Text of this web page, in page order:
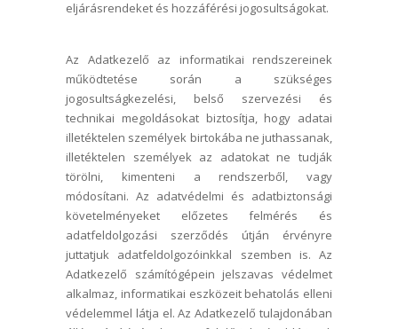
eljárásrendeket és hozzáférési jogosultságokat.
Az Adatkezelő az informatikai rendszereinek
működtetése során a szükséges
jogosultságkezelési, belső szervezési és
technikai megoldásokat biztosítja, hogy adatai
illetéktelen személyek birtokába ne juthassanak,
illetéktelen személyek az adatokat ne tudják
törölni, kimenteni a rendszerből, vagy
módosítani. Az adatvédelmi és adatbiztonsági
követelményeket előzetes felmérés és
adatfeldolgozási szerződés útján érvényre
juttatjuk adatfeldolgozóinkkal szemben is. Az
Adatkezelő számítógépein jelszavas védelmet
alkalmaz, informatikai eszközeit behatolás elleni
védelemmel látja el. Az Adatkezelő tulajdonában